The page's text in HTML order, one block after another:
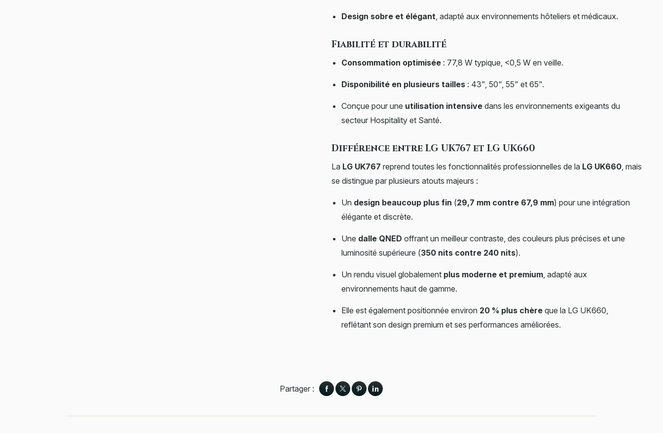
Design sobre et élégant , adapté aux environnements hôteliers et médicaux.
Fiabilité et durabilité
Consommation optimisée : 77,8 W typique, <0,5 W en veille.
Disponibilité en plusieurs tailles : 43", 50", 55" et 65".
Conçue pour une utilisation intensive dans les environnements exigeants du
secteur Hospitality et Santé.
Différence entre LG UK767 et LG UK660
La LG UK767 reprend toutes les fonctionnalités professionnelles de la LG UK660 , mais
se distingue par plusieurs atouts majeurs :
Un design beaucoup plus fin (29,7 mm contre 67,9 mm) pour une intégration
élégante et discrète.
Une dalle QNED offrant un meilleur contraste, des couleurs plus précises et une
luminosité supérieure (350 nits contre 240 nits).
Un rendu visuel globalement plus moderne et premium , adapté aux
environnements haut de gamme.
Elle est également positionnée environ 20 % plus chère que la LG UK660,
reflétant son design premium et ses performances améliorées.
Partager :